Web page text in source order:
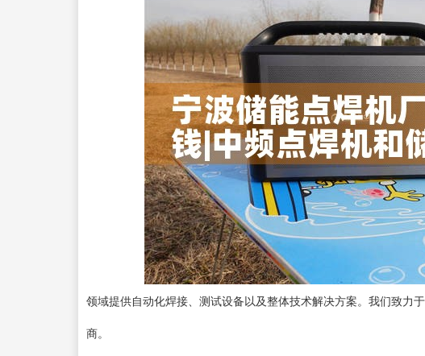
领域提供自动化焊接、测试设备以及整体技术解决方案。我们致力
商。